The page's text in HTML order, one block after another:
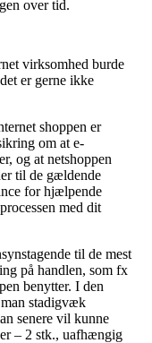
over tid.
virksomhed burde
er gerne ikke
shoppen er
om at e-
og at netshoppen
til de gældende
for hjælpende
med dit
til de mest
på handlen, som fx
benytter. I den
stadigvæk
senere vil kunne
– 2 stk., uafhængig